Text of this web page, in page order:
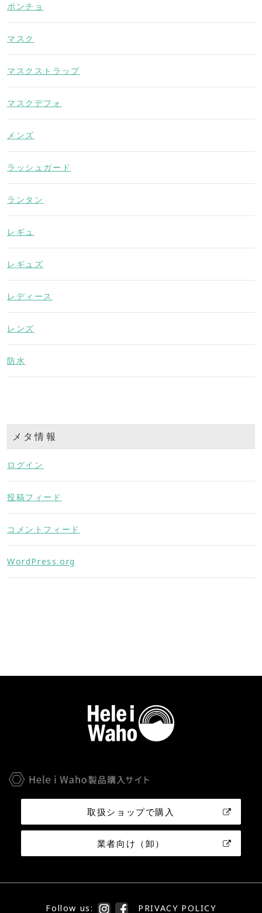
ポンチョ
マスク
マスクストラップ
マスクデフォ
メンズ
ラッシュガード
ランタン
レギュ
レギュズ
レディース
レンズ
防水
メタ情報
ログイン
投稿フィード
コメントフィード
WordPress.org
取扱ショップで購入
業者向け（卸）
Follow us: PRIVACY POLICY